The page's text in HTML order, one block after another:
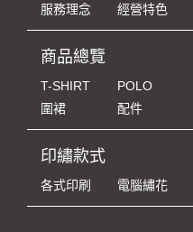
服務理念 經營特色
商品總覽
T-SHIRT POLO
圍裙
配件
印繡款式
各式印刷 電腦繡花